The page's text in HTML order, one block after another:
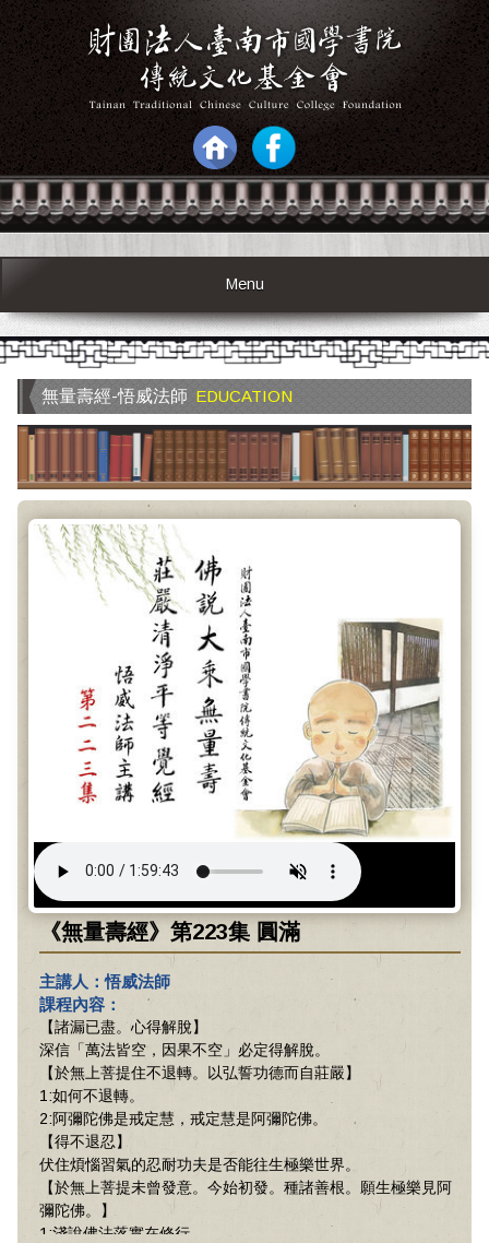
Menu
無量壽經-悟威法師 EDUCATION
《無量壽經》第223集 圓滿
主講人：悟威法師
課程內容：
【諸漏已盡。心得解脫】
深信「萬法皆空，因果不空」必定得解脫。
【於無上菩提住不退轉。以弘誓功德而自莊嚴】
1:如何不退轉。
2:阿彌陀佛是戒定慧，戒定慧是阿彌陀佛。
【得不退忍】
伏住煩惱習氣的忍耐功夫是否能往生極樂世界。
【於無上菩提未曾發意。今始初發。種諸善根。願生極樂見阿
彌陀佛。】
1:淺說佛法落實在修行。